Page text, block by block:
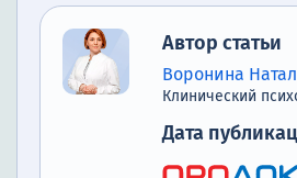
Автор статьи
Воронина
Клинический
Дата